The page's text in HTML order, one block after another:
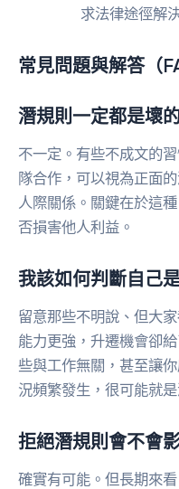
求法律途徑解
常見問題與解答（
潛規則一定都是壞
不一定。有些不成文的
隊合作，可以視為正面
人際關係。關鍵在於這
否損害他人利益。
我該如何判斷自己
留意那些不明說、但大
能力更強，升遷機會卻
些與工作無關，甚至讓
況頻繁發生，很可能就
拒絕潛規則會不會
確實有可能。但長期來